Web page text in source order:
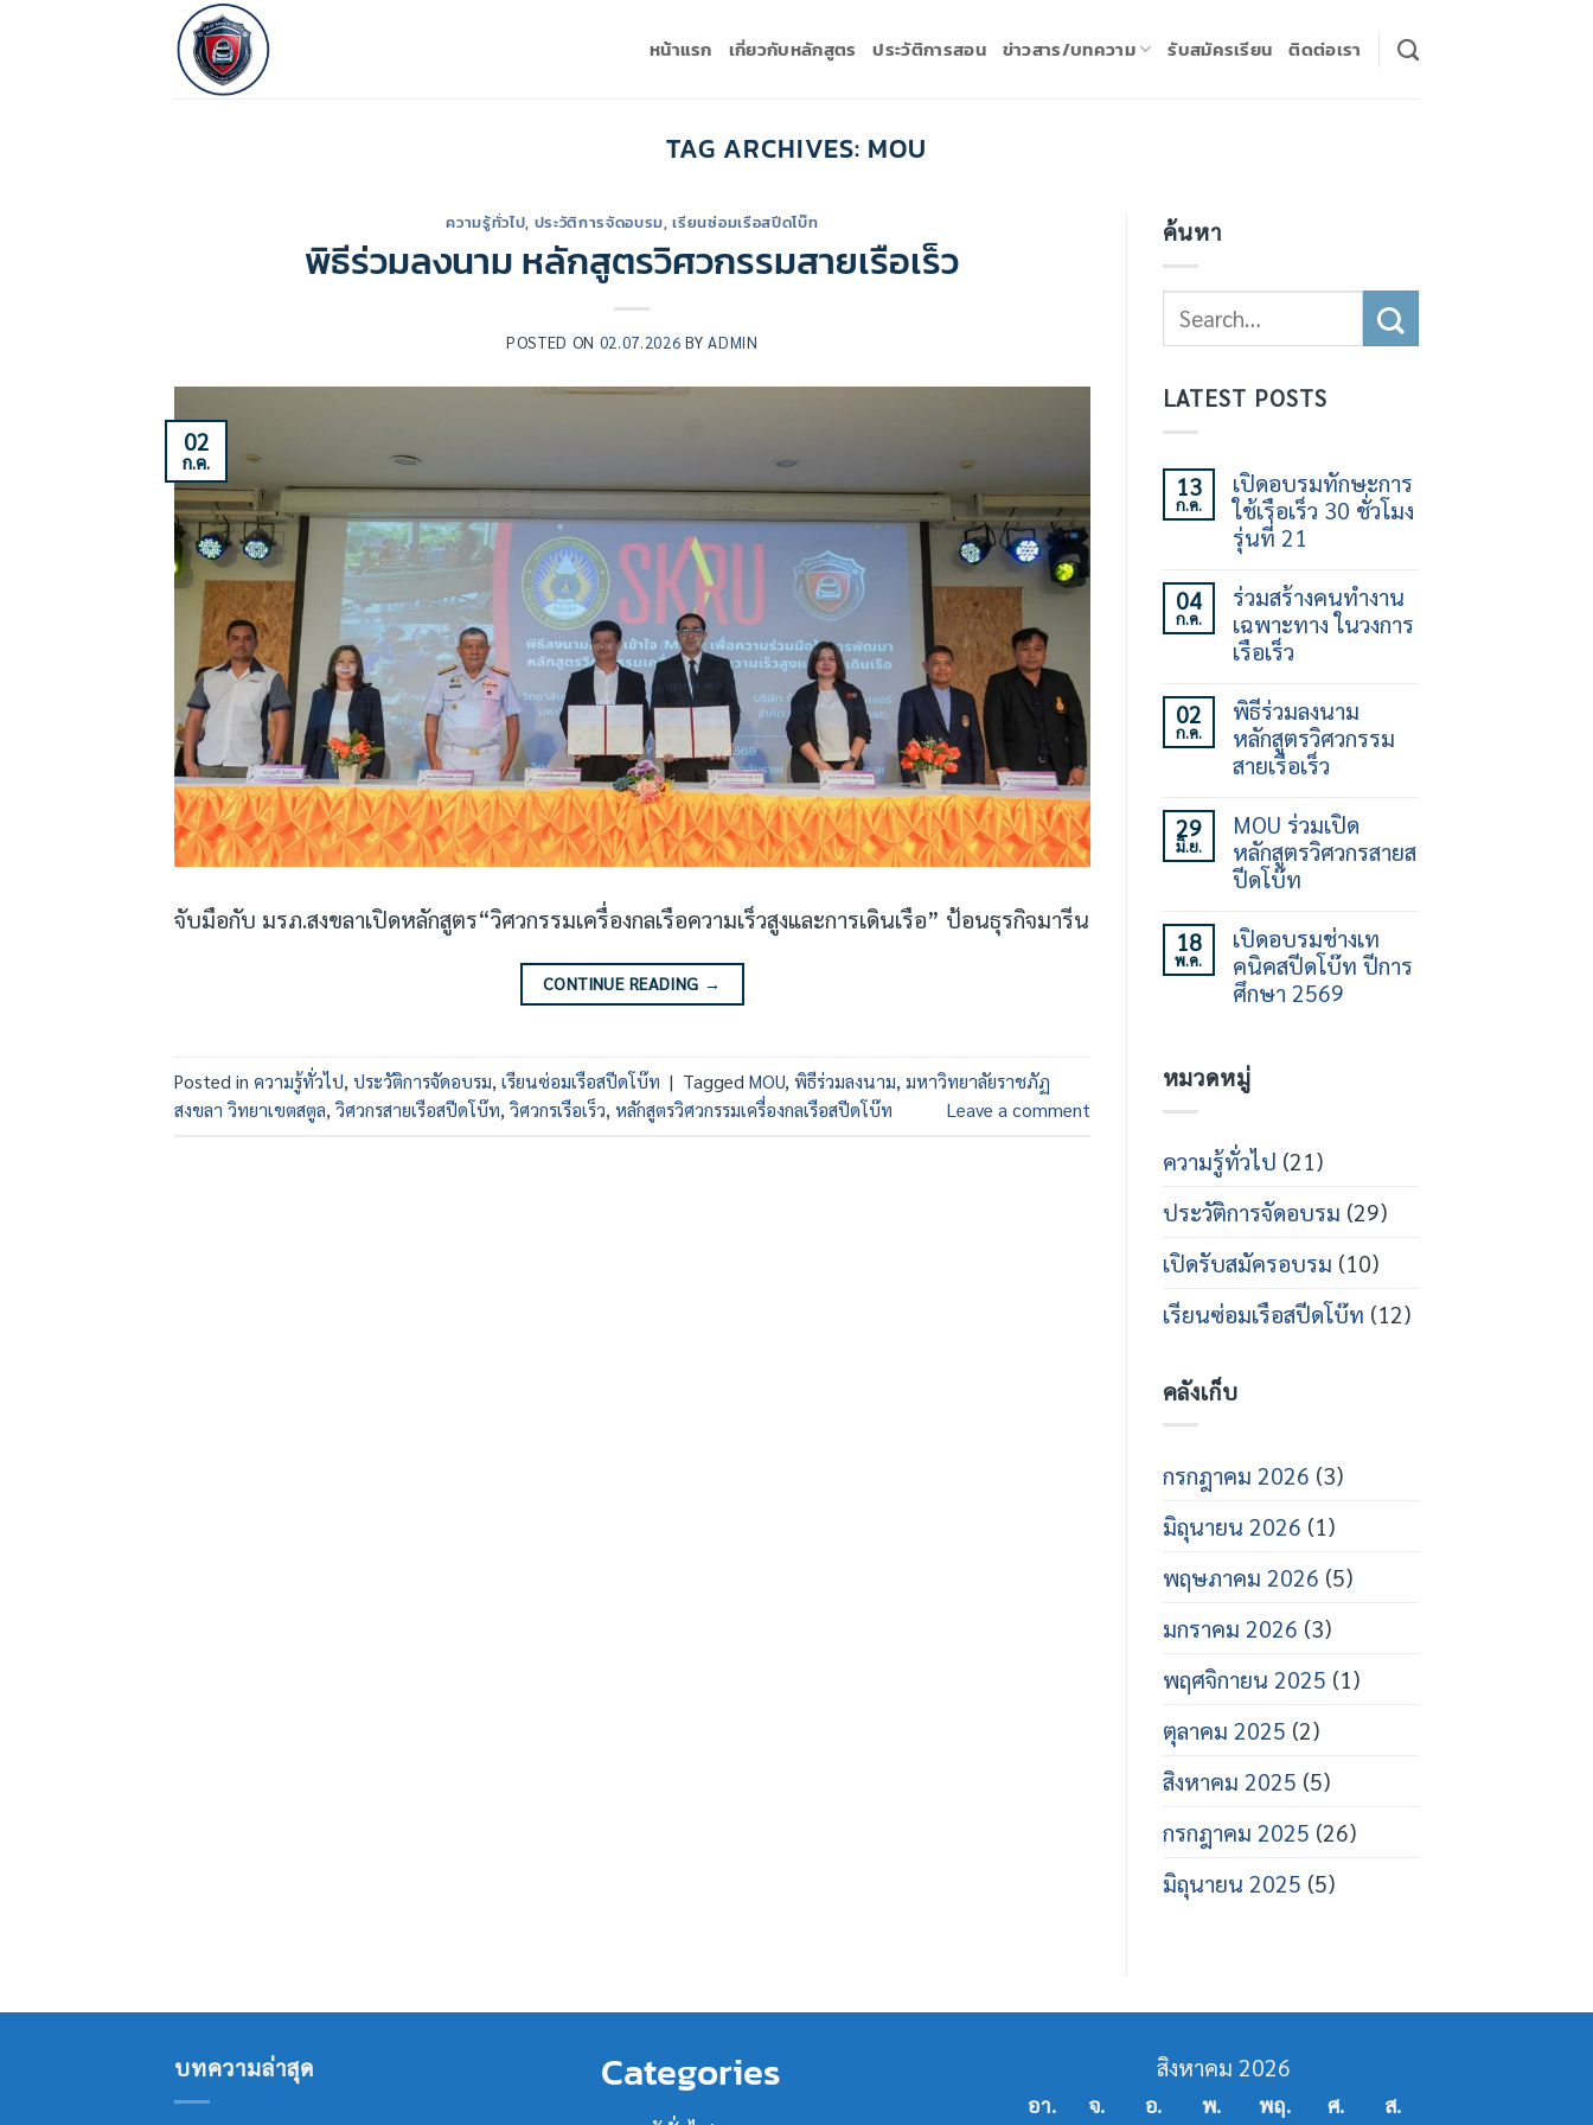
หน้าแรก เกี่ยวกับหลักสูตร ประวัติการสอน ข่าวสาร/บทความ รับสมัครเรียน ติดต่อเรา
TAG ARCHIVES: MOU
ความรู้ทั่วไป, ประวัติการจัดอบรม,เรียนซ่อมเรือสปีดโบ๊ท
พิธีร่วมลงนาม หลักสูตรวิศวกรรมสายเรือเร็ว
POSTED ON 02.07.2026 BYADMIN
02
ก.ค.
จับมือกับ มรภ.สงขลาเปิดหลักสูตร“วิศวกรรมเครื่องกลเรือความเร็วสูงและการเดินเรือ” ป้อนธุรกิจมารีน
CONTINUE READING →
Posted in ความรู้ทั่วไป, ประวัติการจัดอบรม, เรียนซ่อมเรือสปีดโบ๊ท | Tagged MOU, พิธีร่วมลงนาม, มหาวิทยาลัยราชภัฏ
สงขลา วิทยาเขตสตูล, วิศวกรสายเรือสปีดโบ๊ท, วิศวกรเรือเร็ว, หลักสูตรวิศวกรรมเครื่องกลเรือสปีดโบ๊ท Leave a comment
ค้นหา
LATEST POSTS
13
ก.ค.
เปิดอบรมทักษะการ
ใช้เรือเร็ว 30 ชั่วโมง
รุ่นที่ 21
ความ
เห็น
บน
เปิด
อบรม
การ
ใช้
เรือ
เร็ว
30
ที่
21
04
ก.ค.
ร่วมสร้างคนทำงาน
เฉพาะทาง ในวงการ
เรือเร็ว
ความ
เห็น
บน
ร่วม
สร้าง
เฉพาะ
ทาง
ใน
วงการ
เร็ว
02
ก.ค.
พิธีร่วมลงนาม
หลักสูตรวิศวกรรม
สายเรือเร็ว
เห็น
บน
พิธี
ร่วม
นาม
หลักสูตร
วิศวกรรม
สาย
เรือ
29
มิ.ย.
MOU ร่วมเปิด
หลักสูตรวิศวกรสายส
ปีดโบ๊ท
ความ
เห็น
บน
MOU
ร่วม
กร
สาย
โบ๊ท
18
พ.ค.
เปิดอบรมช่างเท
คนิคสปีดโบ๊ท ปีการ
ศึกษา 2569
บน
เปิด
เท
คนิคส
โบ๊ท
ปี
ศึกษา
หมวดหมู่
ความรู้ทั่วไป (21)
ประวัติการจัดอบรม (29)
เปิดรับสมัครอบรม (10)
เรียนซ่อมเรือสปีดโบ๊ท (12)
คลังเก็บ
กรกฎาคม 2026 (3)
มิถุนายน 2026 (1)
พฤษภาคม 2026 (5)
มกราคม 2026 (3)
พฤศจิกายน 2025 (1)
ตุลาคม 2025 (2)
สิงหาคม 2025 (5)
กรกฎาคม 2025 (26)
มิถุนายน 2025 (5)
บทความล่าสุด Categories สิงหาคม 2026
อา. จ. อ. พ. พฤ. ศ. ส.